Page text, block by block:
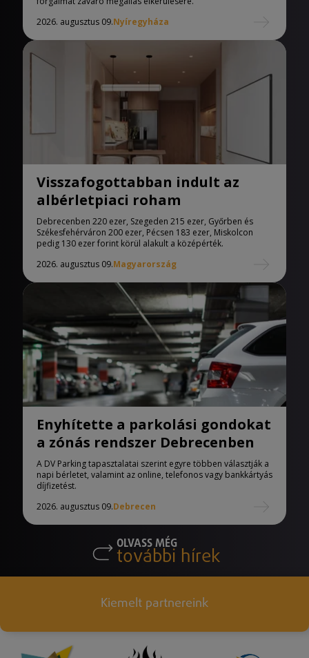
2026. augusztus 09.Nyíregyháza
Visszafogottabban indult az
albérletpiaci roham
Debrecenben 220 ezer, Szegeden 215 ezer, Győrben és
Székesfehérváron 200 ezer, Pécsen 183 ezer, Miskolcon
pedig 130 ezer forint körül alakult a középérték.
2026. augusztus 09.Magyarország
Enyhítette a parkolási gondokat
a zónás rendszer Debrecenben
A DV Parking tapasztalatai szerint egyre többen választják a
napi bérletet, valamint az online, telefonos vagy bankkártyás
díjfizetést.
2026. augusztus 09.Debrecen
OLVASS MÉG
további hírek
Kiemelt partnereink